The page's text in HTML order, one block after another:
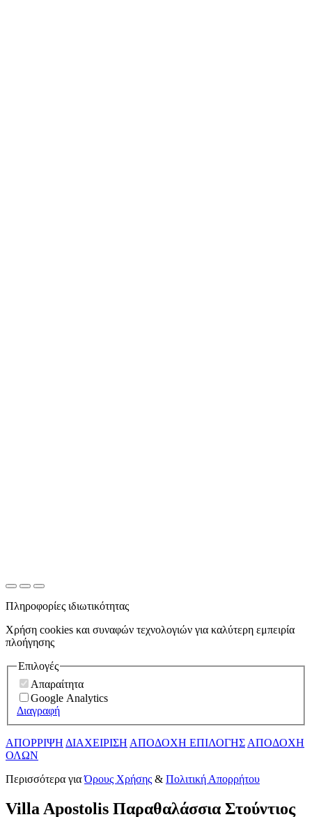
Πληροφορίες ιδιωτικότητας
Χρήση cookies και συναφών τεχνολογιών για καλύτερη εμπειρία
πλοήγησης
Επιλογές
Απαραίτητα
Google Analytics
Διαγραφή
ΑΠΟΡΡΙΨΗ ΔΙΑΧΕΙΡΙΣΗ ΑΠΟΔΟΧΗ ΕΠΙΛΟΓΗΣ ΑΠΟΔΟΧΗ
ΟΛΩΝ
Περισσότερα γιαΌρους Χρήσης & Πολιτική Απορρήτου
Villa Apostolis Παραθαλάσσια Στούντιος